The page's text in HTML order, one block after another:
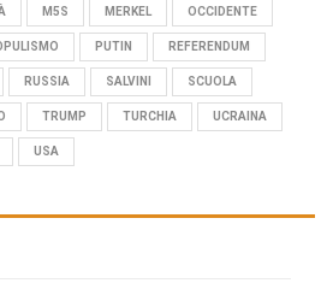
M5S MERKEL OCCIDENTE
PUTIN REFERENDUM
RUSSIA SALVINI SCUOLA
TRUMP TURCHIA UCRAINA
USA